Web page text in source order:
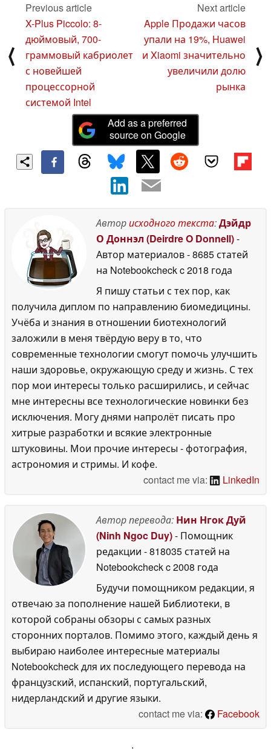
⟨
Previous article
X-Plus Piccolo: 8-
дюймовый, 700-
граммовый кабриолет
с новейшей
процессорной
системой Intel
Next article
Apple Продажи часов
упали на 19%, Huawei
и Xiaomi значительно
увеличили долю
рынка
⟩
Add as a preferred
source on Google
Авторисходного текста:Дэйдр
О Доннэл (Deirdre O Donnell)-
Автор материалов- 8685 статей
на Notebookcheckc 2018 года
Я пишу статьи с тех пор, как
получила диплом по направлению биомедицины.
Учёба и знания в отношении биотехнологий
заложили в меня твёрдую веру в то, что
современные технологии смогут помочь улучшить
наши здоровье, окружающую среду и жизнь. С тех
пор мои интересы только расширились, и сейчас
мне интересны все технологические новинки без
исключения. Могу днями напролёт писать про
хитрые разработки и всякие электронные
штуковины. Мои прочие интересы - фотография,
астрономия и стримы. И кофе.
contact me via:
LinkedIn
Автор перевода: Нин Нгок Дуй
(Ninh Ngoc Duy)- Помощник
редакции - 818035 статей на
Notebookcheckc 2008 года
Будучи помощником редакции, я
отвечаю за пополнение нашей Библиотеки, в
которой собраны обзоры с самых разных
сторонних порталов. Помимо этого, каждый день я
выбираю наиболее интересные материалы
Notebookcheck для их последующего перевода на
французский, испанский, португальский,
нидерландский и другие языки.
contact me via:
Facebook